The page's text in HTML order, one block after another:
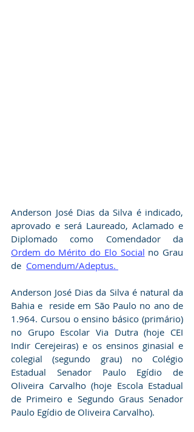
Anderson José Dias da Silva é indicado,
aprovado e será Laureado, Aclamado e
Ordem do Mérito do Elo Social no Grau
de Comendum/Adeptus.
Anderson José Dias da Silva é natural da
Bahia e  reside em São Paulo no ano de
1.964. Cursou o ensino básico (primário)
no Grupo Escolar Via Dutra (hoje CEI
Indir Cerejeiras) e os ensinos ginasial e
colegial (segundo grau) no Colégio
Estadual Senador Paulo Egídio de
Oliveira Carvalho (hoje Escola Estadual
de Primeiro e Segundo Graus Senador
Paulo Egídio de Oliveira Carvalho).